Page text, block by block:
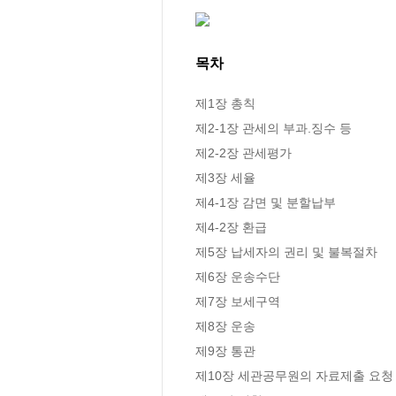
목차
제1장 총칙
제2-1장 관세의 부과.징수 등
제2-2장 관세평가
제3장 세율
제4-1장 감면 및 분할납부
제4-2장 환급
제5장 납세자의 권리 및 불복절차
제6장 운송수단
제7장 보세구역
제8장 운송
제9장 통관
제10장 세관공무원의 자료제출 요청